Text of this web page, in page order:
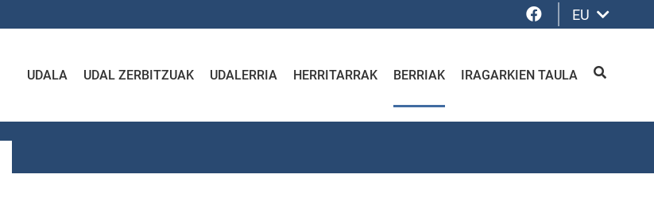
Facebook
EU
UDALA UDAL ZERBITZUAK UDALERRIA HERRITARRAK BERRIAK IRAGARKIEN TAULA BILATU